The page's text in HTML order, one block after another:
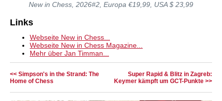
New in Chess, 2026#2, Europa €19,99, USA $ 23,99
Links
Webseite New in Chess...
Webseite New in Chess Magazine...
Mehr über Jan Timman...
<< Simpson's in the Strand: The
Home of Chess
Super Rapid & Blitz in Zagreb:
Keymer kämpft um GCT-Punkte >>